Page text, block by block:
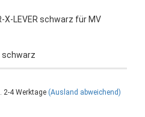
X-LEVER schwarz für MV
schwarz
2-4 Werktage (Ausland abweichend)